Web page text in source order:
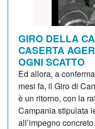
GIRO DELLA
CASERTA
OGNI SCATTO
Ed allora, a
mesi fa, il Giro di
è un ritorno, con la
Campania stipulata
all’impegno